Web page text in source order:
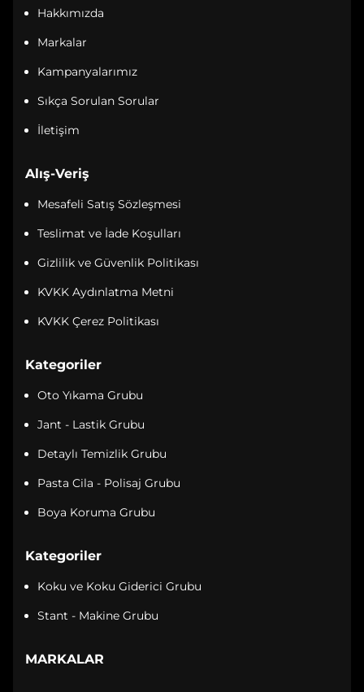
Hakkımızda
Markalar
Kampanyalarımız
Sıkça Sorulan Sorular
İletişim
Alış-Veriş
Mesafeli Satış Sözleşmesi
Teslimat ve İade Koşulları
Gizlilik ve Güvenlik Politikası
KVKK Aydınlatma Metni
KVKK Çerez Politikası
Kategoriler
Oto Yıkama Grubu
Jant - Lastik Grubu
Detaylı Temizlik Grubu
Pasta Cila - Polisaj Grubu
Boya Koruma Grubu
Kategoriler
Koku ve Koku Giderici Grubu
Stant - Makine Grubu
MARKALAR